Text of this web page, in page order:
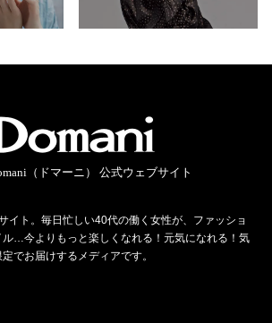
（ドマーニ） 公式ウェブサイト
イト。毎日忙しい40代の働く女性が、ファッショ
ル…今よりもっと楽しくなれる！元気になれる！気
でお届けするメディアです。